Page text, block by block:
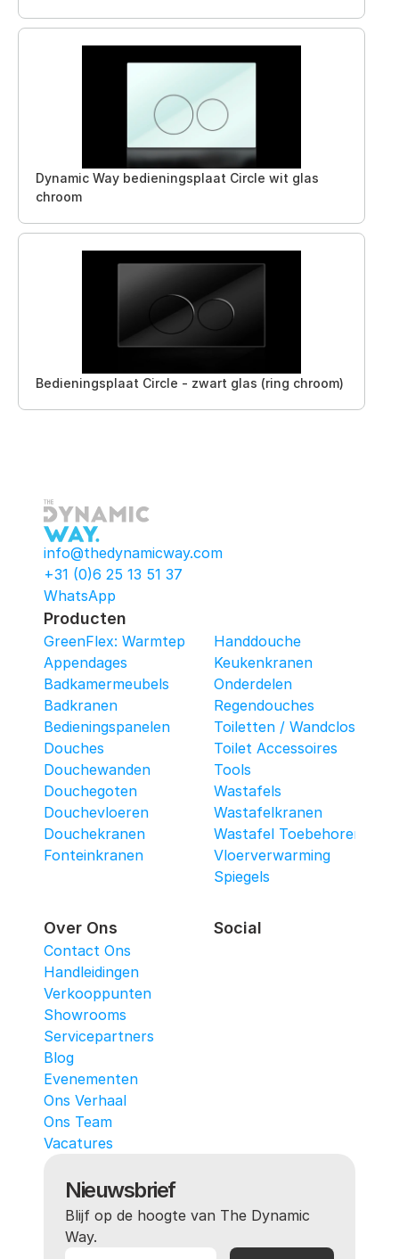
Dynamic Way bedieningsplaat Circle wit glas
chroom
Bedieningsplaat Circle - zwart glas (ring chroom)
info@thedynamicway.com
+31 (0)6 25 13 51 37
WhatsApp
Producten
GreenFlex: Warmtepomop-Box
Appendages
Badkamermeubels
Badkranen
Bedieningspanelen
Douches
Douchewanden
Douchegoten
Douchevloeren
Douchekranen
Fonteinkranen
Handdouche
Keukenkranen
Onderdelen
Regendouches
Toiletten / Wandcloset
Toilet Accessoires
Tools
Wastafels
Wastafelkranen
Wastafel Toebehoren
Vloerverwarming
Spiegels
Over Ons
Contact Ons
Handleidingen
Verkooppunten
Showrooms
Servicepartners
Blog
Evenementen
Ons Verhaal
Ons Team
Vacatures
Social
Nieuwsbrief
Blijf op de hoogte van The Dynamic
Way.